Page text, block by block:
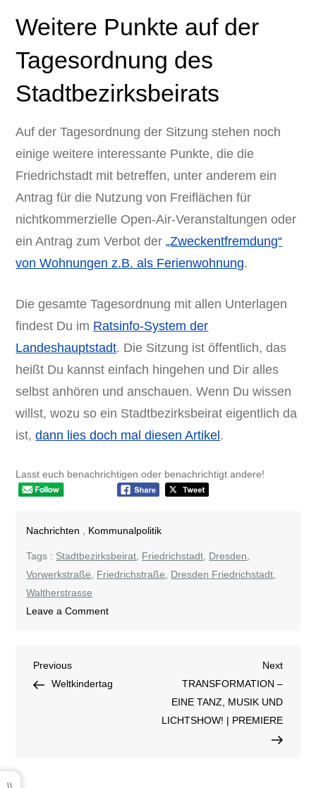
Weitere Punkte auf der
Tagesordnung des
Stadtbezirksbeirats
Auf der Tagesordnung der Sitzung stehen noch
einige weitere interessante Punkte, die die
Friedrichstadt mit betreffen, unter anderem ein
Antrag für die Nutzung von Freiflächen für
nichtkommerzielle Open-Air-Veranstaltungen oder
ein Antrag zum Verbot der„Zweckentfremdung“
von Wohnungen z.B. als Ferienwohnung.
Die gesamte Tagesordnung mit allen Unterlagen
findest Du im Ratsinfo-System der
Landeshauptstadt. Die Sitzung ist öffentlich, das
heißt Du kannst einfach hingehen und Dir alles
selbst anhören und anschauen. Wenn Du wissen
willst, wozu so ein Stadtbezirksbeirat eigentlich da
ist,dann lies doch mal diesen Artikel.
Lasst euch benachrichtigen oder benachrichtigt andere!
Nachrichten , Kommunalpolitik
Tags : Stadtbezirksbeirat, Friedrichstadt, Dresden,
Vorwerkstraße, Friedrichstraße, Dresden Friedrichstadt,
Waltherstrasse
Leave a Commenton
am
Beitragsnavigation
Previous
Post
Previous
Weltkindertag
Next
Post
Next
TRANSFORMATION –
EINE TANZ, MUSIK UND
LICHTSHOW! | PREMIERE